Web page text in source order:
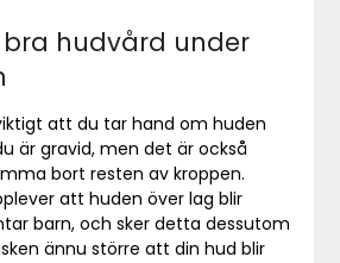
hudvård under
att du tar hand om huden
är gravid, men det är också
bort resten av kroppen.
att huden över lag blir
barn, och sker detta dessutom
ännu större att din hud blir